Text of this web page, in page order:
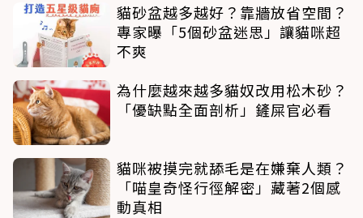
貓砂盆越多越好？靠牆放省空間？
專家曝「5個砂盆迷思」讓貓咪超
不爽
為什麼越來越多貓奴改用松木砂？
「優缺點全面剖析」鏟屎官必看
貓咪被摸完就舔毛是在嫌棄人類？
「喵皇奇怪行徑解密」藏著2個感
動真相